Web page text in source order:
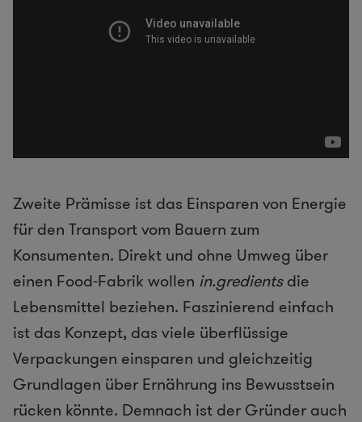
Zweite Prämisse ist das Einsparen von Energie
für den Transport vom Bauern zum
Konsumenten. Direkt und ohne Umweg über
einen Food-Fabrik wollen in.gredientsdie
Lebensmittel beziehen. Faszinierend einfach
ist das Konzept, das viele überflüssige
Verpackungen einsparen und gleichzeitig
Grundlagen über Ernährung ins Bewusstsein
rücken könnte. Demnach ist der Gründer auch